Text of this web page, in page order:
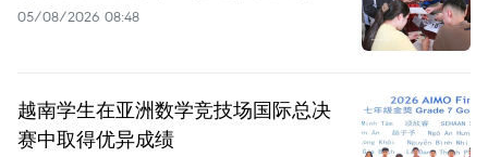
05/08/2026 08:48
越南学生在亚洲数学竞技场国际总决
赛中取得优异成绩